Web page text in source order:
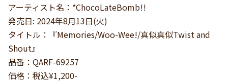
アーティスト名：*ChocoLateBomb!!
発売日: 2024年8月13日(火)
タイトル：『Memories/Woo-Wee!/真似真似Twist and
Shout』
品番：QARF-69257
価格：税込¥1,200-